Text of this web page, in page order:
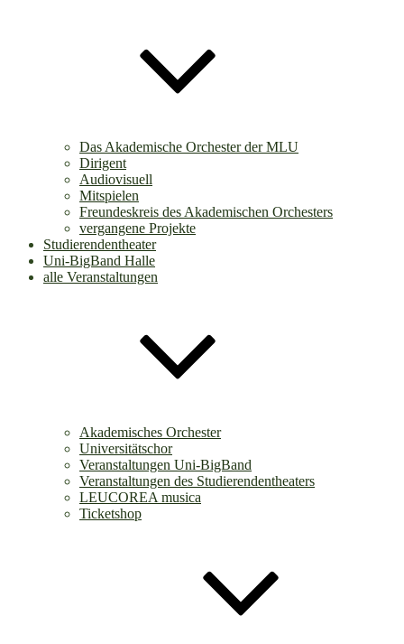
Das Akademische Orchester der MLU
Dirigent
Audiovisuell
Mitspielen
Freundeskreis des Akademischen Orchesters
vergangene Projekte
Studierendentheater
Uni-BigBand Halle
alle Veranstaltungen
Akademisches Orchester
Universitätschor
Veranstaltungen Uni-BigBand
Veranstaltungen des Studierendentheaters
LEUCOREA musica
Ticketshop